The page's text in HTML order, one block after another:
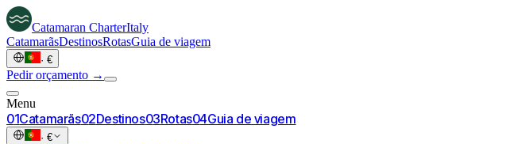
Catamaran CharterItaly
CatamarãsDestinosRotasGuia de viagem
· €
Pedir orçamento →
Menu
01Catamarãs02Destinos03Rotas04Guia de viagem
· €